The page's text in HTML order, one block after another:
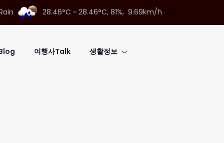
28.46°C ~ 28.46°C, 81%, 9.69km/h
여행사Talk 생활정보